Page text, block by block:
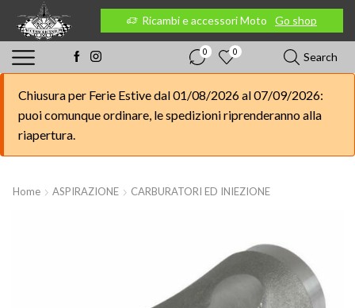
Go shop Ricambi e accessori Moto Go shop
0 0 Search
Chiusura per Ferie Estive dal 01/08/2026 al 07/09/2026:
puoi comunque ordinare, le spedizioni riprenderanno alla
riapertura.
Home ASPIRAZIONE CARBURATORI ED INIEZIONE